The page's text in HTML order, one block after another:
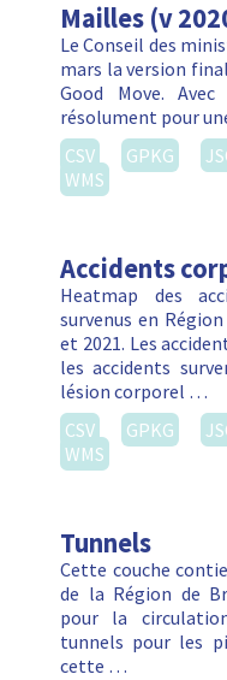
Mailles (v
Le Conseil des
mars la version
Good Move.
résolument pour
CSV
GPKG
WMS
Accidents
Heatmap des
survenus en
et 2021. Les
les accidents
lésion corporel …
CSV
GPKG
WMS
Tunnels
Cette couche
de la Région de
pour la
tunnels pour les
cette …